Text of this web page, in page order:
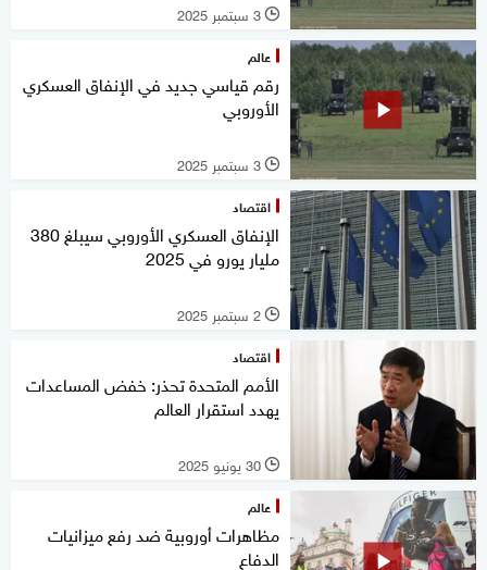
l 3 سبتمبر 2025
عالم
رقم قياسي جديد في الإنفاق العسكري
الأوروبي
l 3 سبتمبر 2025
اقتصاد
الإنفاق العسكري الأوروبي سيبلغ 380
مليار يورو في 2025
l 2 سبتمبر 2025
اقتصاد
الأمم المتحدة تحذر: خفض المساعدات
يهدد استقرار العالم
l 30 يونيو 2025
عالم
مظاهرات أوروبية ضد رفع ميزانيات
الدفاع